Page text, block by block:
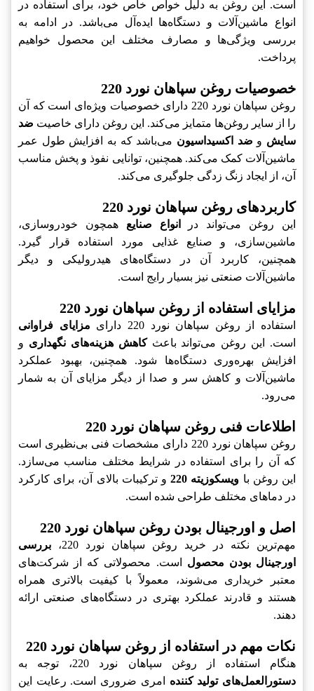
است. این روغن به دلیل خواص خاص خود، برای استفاده در
انواع ماشین‌آلات و دستگاه‌ها ایده‌آل می‌باشد. در ادامه به
بررسی ویژگی‌ها و مصارف مختلف این محصول خواهیم
پرداخت.
خصوصیات روغن سپاهان نورد 220
روغن سپاهان نورد 220 دارای خصوصیات ویژه‌ای است که آن
را از سایر روغن‌ها متمایز می‌کند. این روغن دارای خاصیت ضد
سایش و ضد اکسیداسیون می‌باشد که به افزایش طول عمر
ماشین‌آلات کمک می‌کند. همچنین، توانایی نفوذ و پخش مناسب
آن، از ایجاد زنگ زدگی جلوگیری می‌کند.
کاربردهای روغن سپاهان نورد 220
این روغن می‌تواند در انواع صنایع همچون خودروسازی،
ماشین‌سازی، و صنایع غذایی مورد استفاده قرار گیرد.
همچنین، کاربرد آن در دستگاه‌های هیدرولیکی و دیگر
ماشین‌آلات صنعتی نیز بسیار رایج است.
مزایای استفاده از روغن سپاهان نورد 220
استفاده از روغن سپاهان نورد 220 دارای
مزایای فراوانی
است. این روغن می‌تواند باعثکاهش هزینه‌های نگهداری و
افزایش بهره‌وری دستگاه‌ها شود. همچنین، بهبود عملکرد
ماشین‌آلات و کاهش سر و صدا از دیگر مزایای آن به شمار
می‌رود.
اطلاعات فنی روغن سپاهان نورد 220
روغن سپاهان نورد 220 دارای مشخصات فنی بی‌نظیری است
که آن را برای استفاده در شرایط مختلف مناسب می‌سازد.
این روغن با ویسکوزیته 220
و ترکیبات بالای آن، برای کارکرد
در دماهای مختلف طراحی شده است.
اصل و اورجینال بودن روغن سپاهان نورد 220
مهم‌ترین نکته در خرید روغن سپاهان نورد 220،
بررسی
اورجینال بودن محصول است. محصولاتی که از شرکت‌های
معتبر خریداری می‌شوند، معمولاً با کیفیت بالاتری همراه
هستند و قادرند عملکرد بهتری در دستگاه‌های صنعتی ارائه
دهند.
نکات مهم در استفاده از روغن سپاهان نورد 220
هنگام استفاده از روغن سپاهان نورد 220، توجه به
دستورالعمل‌های تولید کننده امری ضروری است. رعایت این